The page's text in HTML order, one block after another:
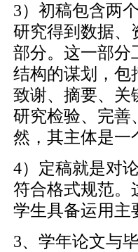
3）初稿包含两
研究得到数据、
部分。这一部分
结构的谋划，包
致谢、摘要、关
研究检验、完善
然，其主体是一
4）定稿就是对
符合格式规范。
学生具备运用主
3、学年论文与